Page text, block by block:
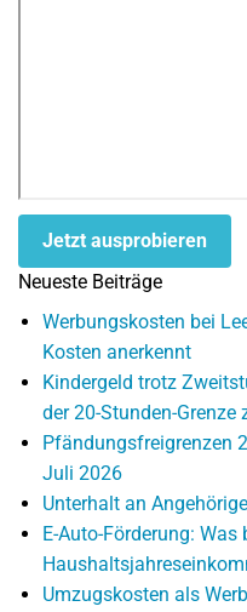
Jetzt ausprobieren
Neueste Beiträge
Werbungskosten bei
Kosten anerkennt
Kindergeld trotz
der 20-Stunden-Grenze
Pfändungsfreigrenzen
Juli 2026
Unterhalt an
E-Auto-Förderung:
Umzugskosten als